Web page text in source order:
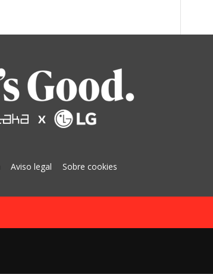
Aviso legal Sobre cookies